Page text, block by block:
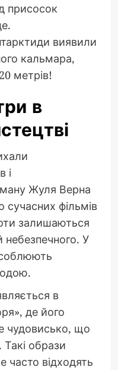
присосок
виявили
кальмара,
метрів!
в
і
Жуля Верна
сучасних фільмів
залишаються
У
в
де його
чудовисько, що
образи
відходять